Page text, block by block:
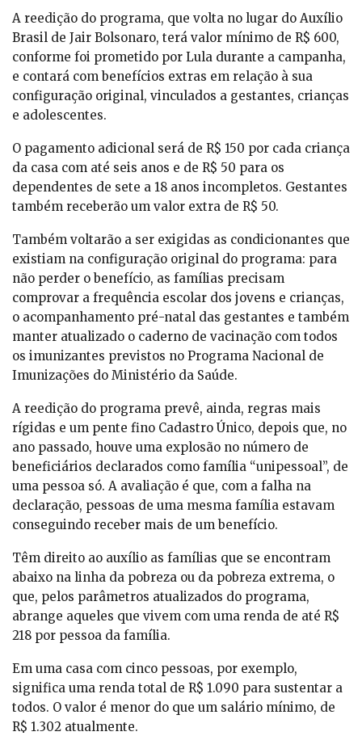
A reedição do programa, que volta no lugar do Auxílio
Brasil de Jair Bolsonaro, terá valor mínimo de R$ 600,
conforme foi prometido por Lula durante a campanha,
e contará com benefícios extras em relação à sua
configuração original, vinculados a gestantes, crianças
e adolescentes.
O pagamento adicional será de R$ 150 por cada criança
da casa com até seis anos e de R$ 50 para os
dependentes de sete a 18 anos incompletos. Gestantes
também receberão um valor extra de R$ 50.
Também voltarão a ser exigidas as condicionantes que
existiam na configuração original do programa: para
não perder o benefício, as famílias precisam
comprovar a frequência escolar dos jovens e crianças,
o acompanhamento pré-natal das gestantes e também
manter atualizado o caderno de vacinação com todos
os imunizantes previstos no Programa Nacional de
Imunizações do Ministério da Saúde.
A reedição do programa prevê, ainda, regras mais
rígidas e um pente fino Cadastro Único, depois que, no
ano passado, houve uma explosão no número de
beneficiários declarados como família “unipessoal”, de
uma pessoa só. A avaliação é que, com a falha na
declaração, pessoas de uma mesma família estavam
conseguindo receber mais de um benefício.
Têm direito ao auxílio as famílias que se encontram
abaixo na linha da pobreza ou da pobreza extrema, o
que, pelos parâmetros atualizados do programa,
abrange aqueles que vivem com uma renda de até R$
218 por pessoa da família.
Em uma casa com cinco pessoas, por exemplo,
significa uma renda total de R$ 1.090 para sustentar a
todos. O valor é menor do que um salário mínimo, de
R$ 1.302 atualmente.